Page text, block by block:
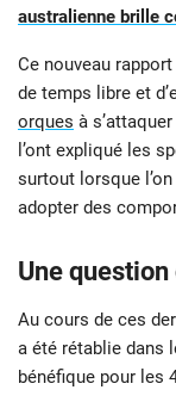
australienne brille
Ce nouveau
de temps libre et
orques à
l’ont expliqué les
surtout lorsque
adopter des
Une
Au cours de ces
a été rétablie dans
bénéfique pour les